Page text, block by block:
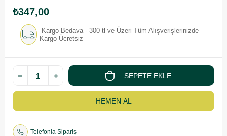
₺347,00
Kargo Bedava - 300 tl ve Üzeri Tüm Alışverişlerinizde
Kargo Ücretsiz
Telefonla Sipariş